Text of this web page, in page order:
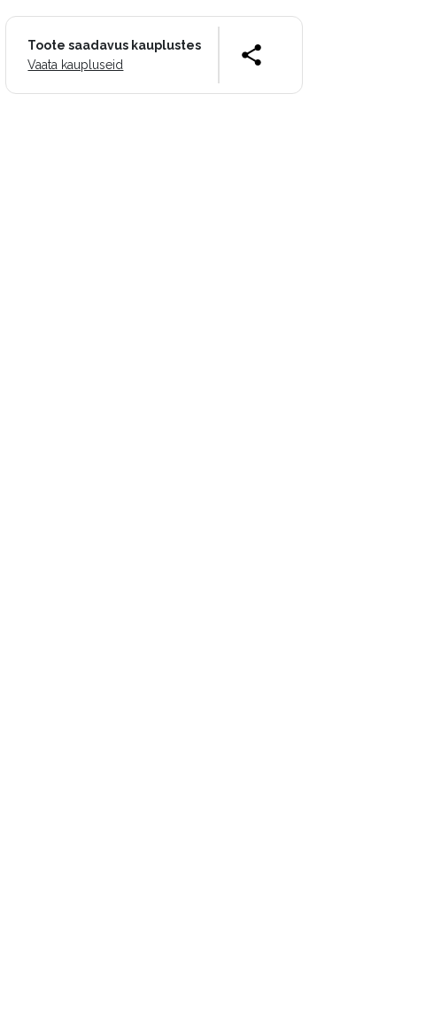
Toote saadavus kauplustes
Vaata kaupluseid